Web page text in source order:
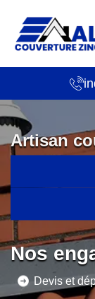
Artisan
Nos
Devis et